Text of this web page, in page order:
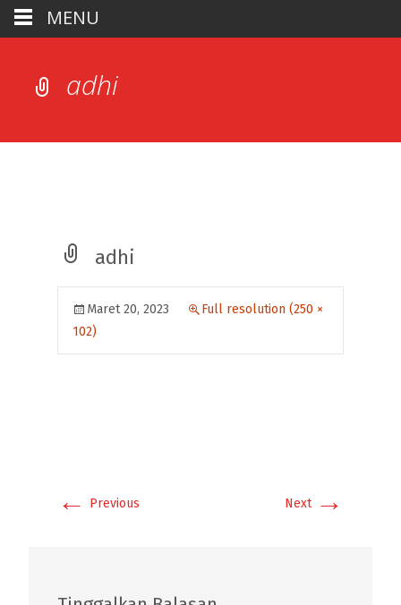
adhi
adhi
Maret 20, 2023
Full resolution (250 ×
102)
← Previous Next →
MENU